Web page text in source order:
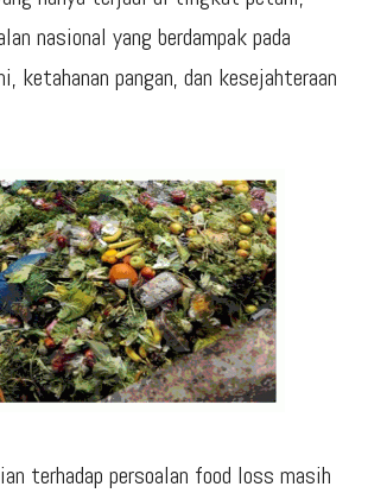
nasional yang berdampak pada
ketahanan pangan, dan kesejahteraan
terhadap persoalan food loss masih